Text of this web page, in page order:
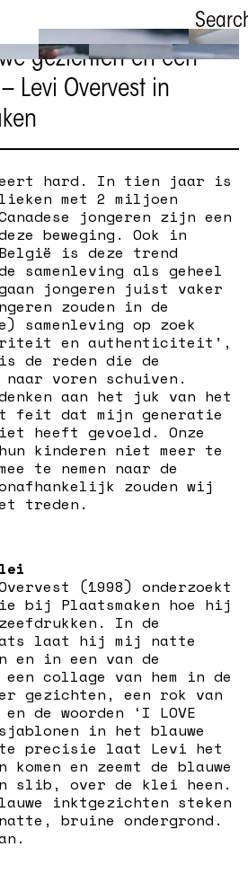
Maak het in
Arnhem!
gezichten en een
Levi Overvest in
hard. In tien jaar is
met 2 miljoen
jongeren zijn een
beweging. Ook in
is deze trend
samenleving als geheel
jongeren juist vaker
zouden in de
samenleving op zoek
en authenticiteit’,
de reden die de
voren schuiven.
aan het juk van het
feit dat mijn generatie
heeft gevoeld. Onze
kinderen niet meer te
te nemen naar de
zouden wij
treden.
(1998) onderzoekt
bij Plaatsmaken hoe hij
In de
laat hij mij natte
en in een van de
collage van hem in de
gezichten, een rok van
de woorden ‘I LOVE
sjablonen in het blauwe
precisie laat Levi het
komen en zeemt de blauwe
slib, over de klei heen.
inktgezichten steken
bruine ondergrond.